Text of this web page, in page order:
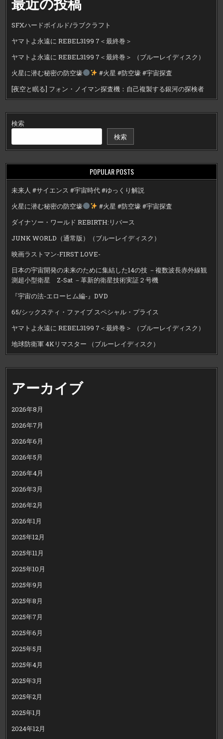
最近の投稿
SFXハードボイルド/ラブクラフト
ヤマトよ永遠に REBEL3199 7＜最終巻＞
ヤマトよ永遠に REBEL3199 7＜最終巻＞ （ブルーレイディスク）
火星に潜む秘密の防空壕
#火星 #防空壕 #宇宙探査
[夜空と眠る] フォン・ノイマン探査機：自己複製する銀河の探検者
検索
検索
POPULAR POSTS
未来人 #サイエンス #宇宙時代 #ゆっくり解説
火星に潜む秘密の防空壕
#火星 #防空壕 #宇宙探査
ダイナソー・ワールド REBIRTH:リバース
JUNK WORLD（通常版）（ブルーレイディスク）
映画ラストマン-FIRST LOVE-
日本の宇宙開発の未来のために集結した14の技 －複数波長赤外線観
測超小型衛星 Z-Sat －革新的衛星技術実証２号機
『宇宙の法-エローヒム編-』DVD
65/シックスティ・ファイブ スペシャル・プライス
ヤマトよ永遠に REBEL3199 7＜最終巻＞ （ブルーレイディスク）
地球防衛軍 4Kリマスター （ブルーレイディスク）
アーカイブ
2026年8月
2026年7月
2026年6月
2026年5月
2026年4月
2026年3月
2026年2月
2026年1月
2025年12月
2025年11月
2025年10月
2025年9月
2025年8月
2025年7月
2025年6月
2025年5月
2025年4月
2025年3月
2025年2月
2025年1月
2024年12月